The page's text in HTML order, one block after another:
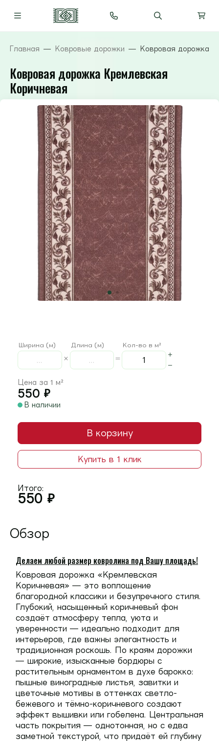
Главная Ковровые дорожки Ковровая дорожка
Ковровая дорожка Кремлевская
Коричневая
Ширина (м) Длина (м) Кол-во в м²
Цена за 1 м²
550 ₽
В наличии
В корзину
Купить в 1 клик
Итого:
550 ₽
Обзор
Делаем любой размер ковролина под Вашу площадь!
Ковровая дорожка «Кремлевская
Коричневая» — это воплощение
благородной классики и безупречного стиля.
Глубокий, насыщенный коричневый фон
создаёт атмосферу тепла, уюта и
уверенности — идеально подходит для
интерьеров, где важны элегантность и
традиционная роскошь. По краям дорожки
— широкие, изысканные бордюры с
растительным орнаментом в духе барокко:
пышные виноградные листья, завитки и
цветочные мотивы в оттенках светло-
бежевого и тёмно-коричневого создают
эффект вышивки или гобелена. Центральная
часть покрытия — однотонная, но с едва
заметной текстурой, что придаёт ей глубину